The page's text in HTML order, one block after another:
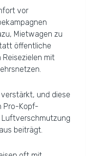
vor
Mietwagen zu
öffentliche
mit
und diese
Pro-Kopf-
Luftverschmutzung
beiträgt.